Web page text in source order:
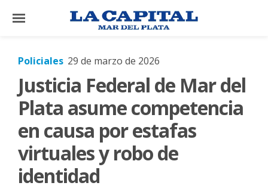
×
El
País
Mundo
La
Zona
Policiales 29 de marzo de 2026
Justicia Federal de Mar del
Plata asume competencia
en causa por estafas
virtuales y robo de
identidad